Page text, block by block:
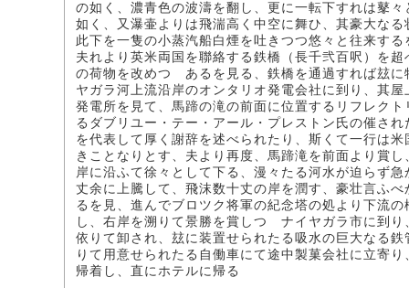
の如く、濃青色の波濤を翻し、更に一転下すれは鼕
如く、又瀑壷よりは飛湍高く中空に舞ひ、其豪大な
此下を一隻の小蒸汽船白煙を吐きつつ悠々と往来す
夫れより英米両国を聯絡する鉄橋（長千弐百呎）を
の荷物を改めつゝあるを見る、鉄橋を通過すれば玆
ヤガラ河上流沿岸のオンタリオ発電会社に到り、其
発電所を見て、馬蹄の滝の前面に位置するリフレク
るダブリユー・テー・アール・プレストン氏の催さ
を代表して厚く謝辞を述べられたり、斯くて一行は
きことなりとす、夫より再度、馬蹄滝を前面より賞
岸に沿ふて徐々として下る、漫々たる河水が迫らず
丈余に上騰して、飛沫数十丈の岸を潤す、豪壮言ふ
るを見、進んでブロツク将軍の紀念塔の処より下流
し、右岸を溯りて景勝を賞しつゝナイヤガラ市に到
依りて卸され、玆に装置せられたる吸水の巨大なる
りて用意せられたる自働車にて途中製菓会社に立寄
帰着し、直にホテルに帰る